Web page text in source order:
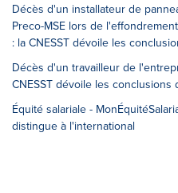
Décès d'un installateur de
Preco-MSE lors de
: la CNESST dévoile les
Décès d'un travailleur de
CNESST dévoile les
Équité salariale -
distingue à l'international